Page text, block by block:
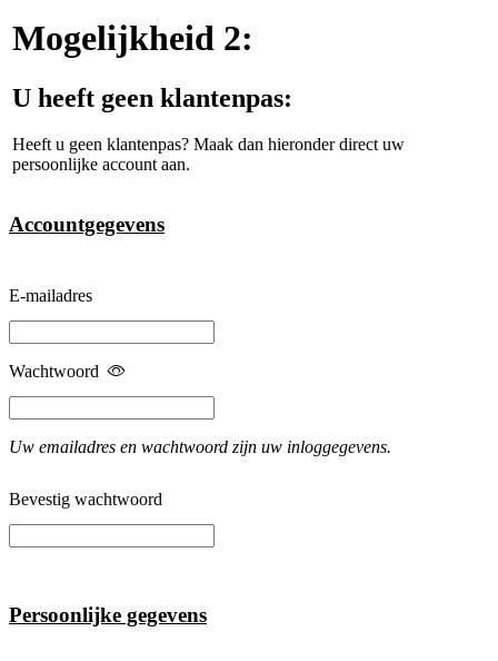
Mogelijkheid 2:
U heeft geen klantenpas:
Heeft u geen klantenpas? Maak dan hieronder direct uw
persoonlijke account aan.
Accountgegevens
E-mailadres
Wachtwoord
Uw emailadres en wachtwoord zijn uw inloggegevens.
Bevestig wachtwoord
Persoonlijke gegevens